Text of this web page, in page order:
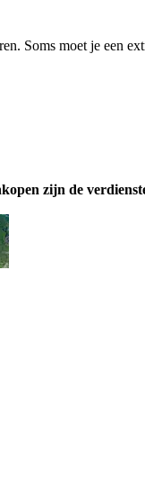
Soms moet je een
zijn de